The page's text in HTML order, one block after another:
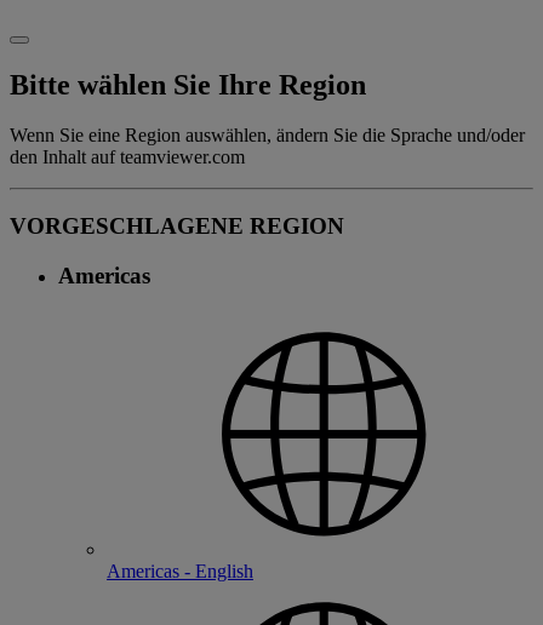
Bitte wählen Sie Ihre Region
Wenn Sie eine Region auswählen, ändern Sie die Sprache und/oder
den Inhalt auf teamviewer.com
VORGESCHLAGENE REGION
Americas
Americas - English